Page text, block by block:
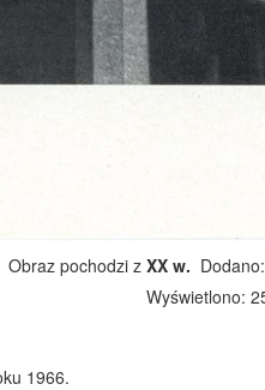
Obraz pochodzi z XX w.
Wyświetlono:
1966.